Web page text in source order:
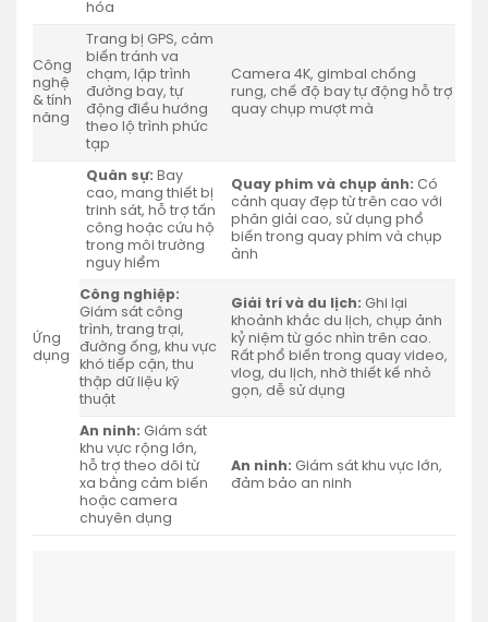
hóa
Công
nghệ
& tính
năng
Trang bị GPS, cảm
biến tránh va
chạm, lập trình
đường bay, tự
động điều hướng
theo lộ trình phức
tạp
Camera 4K, gimbal chống
rung, chế độ bay tự động hỗ trợ
quay chụp mượt mà
Ứng
dụng
Quân sự: Bay
cao, mang thiết bị
trinh sát, hỗ trợ tấn
công hoặc cứu hộ
trong môi trường
nguy hiểm
Quay phim và chụp ảnh: Có
cảnh quay đẹp từ trên cao với
phân giải cao, sử dụng phổ
biến trong quay phim và chụp
ảnh
Công nghiệp:
Giám sát công
trình, trang trại,
đường ống, khu vực
khó tiếp cận, thu
thập dữ liệu kỹ
thuật
Giải trí và du lịch: Ghi lại
khoảnh khắc du lịch, chụp ảnh
kỷ niệm từ góc nhìn trên cao.
Rất phổ biến trong quay video,
vlog, du lịch, nhờ thiết kế nhỏ
gọn, dễ sử dụng
An ninh: Giám sát
khu vực rộng lớn,
hỗ trợ theo dõi từ
xa bằng cảm biến
hoặc camera
chuyên dụng
An ninh: Giám sát khu vực lớn,
đảm bảo an ninh